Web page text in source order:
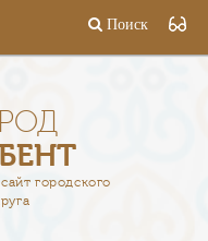
Поиск
городского